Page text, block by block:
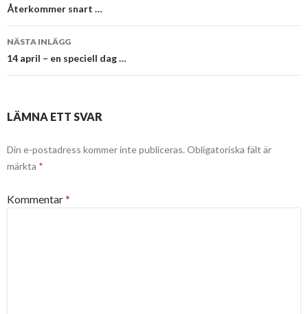
Återkommer snart …
NÄSTA INLÄGG
14 april – en speciell dag …
LÄMNA ETT SVAR
Din e-postadress kommer inte publiceras. Obligatoriska fält är
märkta *
Kommentar*